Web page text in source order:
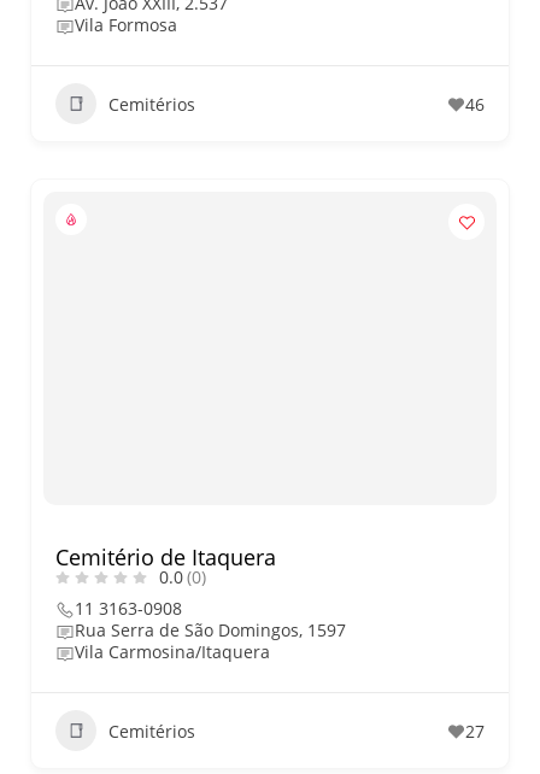
Vila Formosa
Cemitérios 46
Cemitério de Itaquera
0.0(0)
11 3163-0908
Rua Serra de São Domingos, 1597
Vila Carmosina/Itaquera
Cemitérios 27